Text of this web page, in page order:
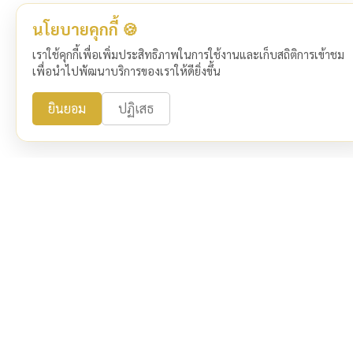
นโยบายคุกกี้ 🍪
เราใช้คุกกี้เพื่อเพิ่มประสิทธิภาพในการใช้งานและเก็บสถิติการเข้าชม
เพื่อนำไปพัฒนาบริการของเราให้ดียิ่งขึ้น
ยินยอม ปฏิเสธ